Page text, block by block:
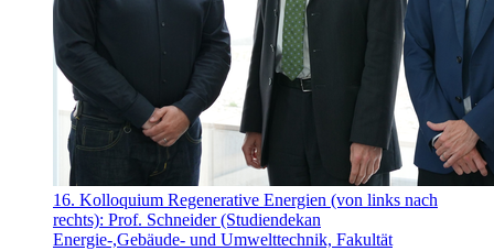
16. Kolloquium Regenerative Energien (von links nach
rechts): Prof. Schneider (Studiendekan
Energie-,Gebäude- und Umwelttechnik, Fakultät